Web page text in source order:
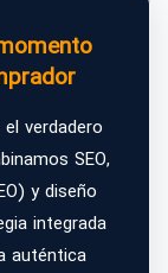
verdadero
SEO,
y diseño
integrada
auténtica